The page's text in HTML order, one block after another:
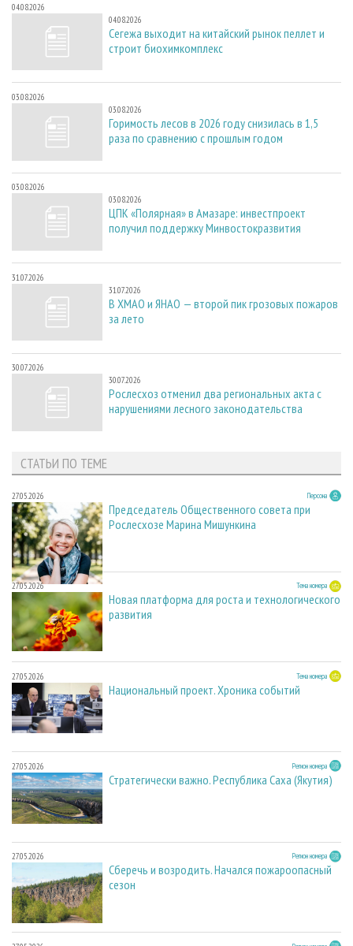
04.08.2026
04.08.2026
Сегежа выходит на китайский рынок пеллет и
строит биохимкомплекс
03.08.2026
03.08.2026
Горимость лесов в 2026 году снизилась в 1,5
раза по сравнению с прошлым годом
03.08.2026
03.08.2026
ЦПК «Полярная» в Амазаре: инвестпроект
получил поддержку Минвостокразвития
31.07.2026
31.07.2026
В ХМАО и ЯНАО — второй пик грозовых пожаров
за лето
30.07.2026
30.07.2026
Рослесхоз отменил два региональных акта с
нарушениями лесного законодательства
СТАТЬИ ПО ТЕМЕ
27.05.2026 Персона
Председатель Общественного совета при
Рослесхозе Марина Мишункина
27.05.2026 Тема номера
Новая платформа для роста и технологического
развития
27.05.2026 Тема номера
Национальный проект. Хроника событий
27.05.2026 Регион номера
Стратегически важно. Республика Саха (Якутия)
27.05.2026 Регион номера
Сберечь и возродить. Начался пожароопасный
сезон